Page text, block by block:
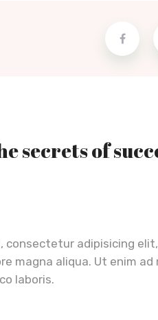
secrets of
consectetur adipisicing
magna aliqua. Ut enim ad
laboris.